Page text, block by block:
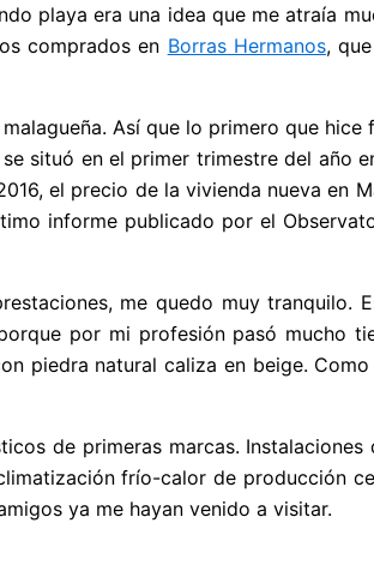
playa era una idea que me atraía
comprados en Borras Hermanos,
Así que lo primero que
se situó en el primer trimestre del año
el precio de la vivienda nueva en
informe publicado por el
me quedo muy tranquilo.
por mi profesión pasó mucho
piedra natural caliza en beige.
de primeras marcas.
frío-calor de producción
ya me hayan venido a visitar.